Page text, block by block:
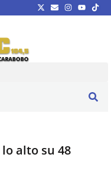
alto su 48